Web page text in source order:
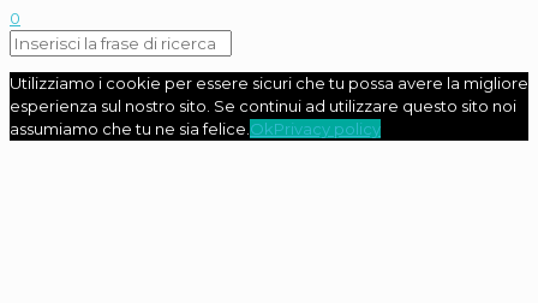
0
Utilizziamo i cookie per essere sicuri che tu possa avere la migliore
esperienza sul nostro sito. Se continui ad utilizzare questo sito noi
assumiamo che tu ne sia felice. OkPrivacy policy